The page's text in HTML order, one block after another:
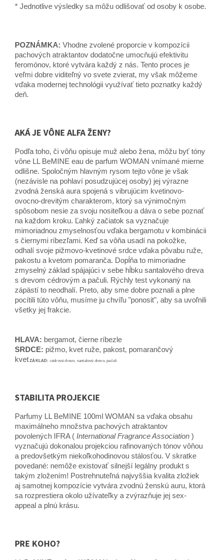
* Jednotlive výsledky sa môžu odlišovať od osoby k osobe.
POZNÁMKA: Vhodne zvolené proporcie v kompozícii
pachových atraktantov dodatočne umocňujú efektivitu
feromónov, ktoré vytvára každý z nás. Tento proces je
veľmi dobre viditeľný vo svete zvierat, my však môžeme
vďaka modernej technológii využívať tieto poznatky každý
deň.
AKÁ JE VÔNE ALFA ŽENY?
Podľa toho, či vôňu opisuje muž alebo žena, môžu byť tóny
vône LL BeMINE eau de parfum WOMAN vnímané mierne
odlišne. Spoločným hlavným rysom tejto vône je však
(nezávisle na pohlaví posudzujúcej osoby) jej výrazne
zvodná ženská aura spojená s vibrujúcim kvetinovo-
ovocno-drevitým charakterom, ktorý sa výnimočným
spôsobom nesie za svoju nositeľkou a dáva o sebe poznať
na každom kroku. Ľahký začiatok sa vyznačuje
mimoriadnou zmyselnosťou vďaka bergamotu v kombinácii
s čiernymi ríbezľami. Keď sa vôňa usadí na pokožke,
odhalí svoje pižmovo-kvetinové srdce vďaka pôvabu ruže,
pakostu a kvetom pomaranča. Dopĺňa to mimoriadne
zmyselný základ spájajúci v sebe hĺbku santalového dreva
s drevom cédrovým a pačuli. Rýchly test vykonaný na
zápästí to neodhalí. Preto, aby sme dobre poznali a plne
pocítili túto vôňu, musíme ju chvíľu "ponosit", aby sa uvoľnili
všetky jej frakcie.
HLAVA: bergamot, čierne ríbezle
SRDCE: pižmo, kvet ruže, pakost, pomarančový
kvet ZÁKLAD: cédrové drevo, santalové drevo, pačuli
STABILITA PROJEKCIE
Parfumy LL BeMINE 100ml WOMAN sa vďaka obsahu
maximálneho množstva pachových atraktantov
povolených IFRA ( International Fragrance Association )
vyznačujú dokonalou projekciou rafinovaných tónov vôňou
a predovšetkým niekoľkohodinovou stálosťou. V skratke
povedané: nemôže existovať silnejší legálny produkt s
takým zložením! Postrehnuteľná najvyššia kvalita zložiek
aj samotnej kompozície vytvára zvodnú ženskú auru, ktorá
sa rozprestiera okolo užívateľky a zvýrazňuje jej sex-
appeal a plnú krásu.
PRE KOHO?